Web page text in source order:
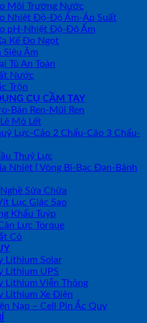
Môi Trường Nước
Nhiệt Độ-Độ Ẩm-Áp Suất
pH-Nhiệt Độ-Độ Ẩm
Kế Đo Ngọt
Siêu Âm
Tủ An Toàn
Nước
Trộn
CỤ CẦM TAY
Bàn Ren-Mũi Ren
Mỏ Lết
Lực-Cảo 2 Chấu-Cảo 3 Chấu-
Thuỷ Lực
Nhiệt ( Vòng Bi-Bạc Đạn-Bánh
Sửa Chữa
Lục Giác Sao
Khẩu Tuýp
Lực Torque
Cỏ
Lithium Solar
Lithium UPS
Lithium Viễn Thông
Lithium Xe Điện
Nạp – Cell Pin Ắc Quy